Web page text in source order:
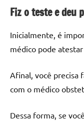
Fiz o teste e deu
Inicialmente, é
médico pode
Afinal, você precisa
com o médico
Dessa forma, se